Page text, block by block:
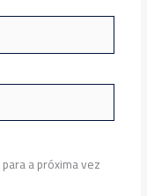
a próxima vez